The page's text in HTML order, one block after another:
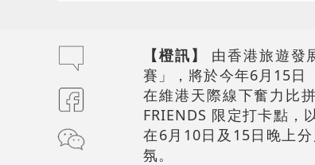
【橙訊】 由香港旅遊發
賽」，將於今年6月15日
在維港天際線下奮力比
FRIENDS 限定打卡點，
在6月10日及15日晚上
氛。